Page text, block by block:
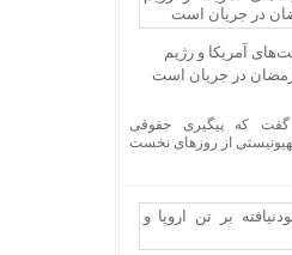
آمریکا و رژیم
در جریان است
گفت که پیگیری حقوقی
از روز‌های نخست